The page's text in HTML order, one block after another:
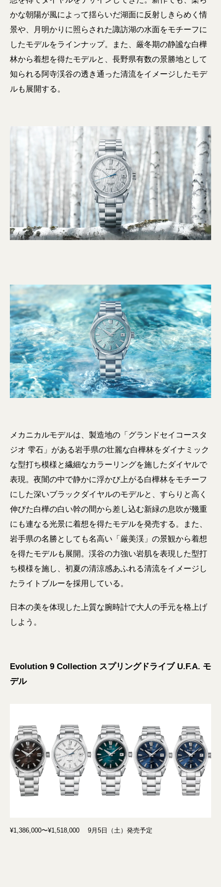
かな朝陽が風によって揺らいだ湖面に反射しきらめく情
景や、月明かりに照らされた諏訪湖の水面をモチーフに
したモデルをラインナップ。また、厳冬期の静謐な白樺
林から着想を得たモデルと、長野県有数の景勝地として
知られる阿寺渓谷の透き通った清流をイメージしたモデ
ルも展開する。
メカニカルモデルは、製造地の「グランドセイコースタ
ジオ 雫石」がある岩手県の壮麗な白樺林をダイナミック
な型打ち模様と繊細なカラーリングを施したダイヤルで
表現。夜闇の中で静かに浮かび上がる白樺林をモチーフ
にした深いブラックダイヤルのモデルと、すらりと高く
伸びた白樺の白い幹の間から差し込む新緑の息吹が幾重
にも連なる光景に着想を得たモデルを発売する。また、
岩手県の名勝としても名高い「厳美渓」の景観から着想
を得たモデルも展開。渓谷の力強い岩肌を表現した型打
ち模様を施し、初夏の清涼感あふれる清流をイメージし
たライトブルーを採用している。
日本の美を体現した上質な腕時計で大人の手元を格上げ
しよう。
Evolution 9 Collection スプリングドライブ U.F.A. モ
デル
¥1,386,000〜¥1,518,000 9月5日（土）発売予定